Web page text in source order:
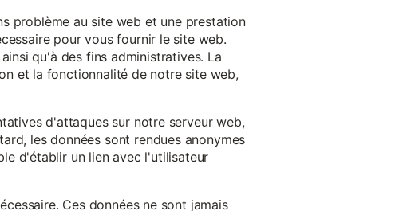
problème au site web et une prestation
pour vous fournir le site web.
qu'à des fins administratives. La
et la fonctionnalité de notre site web,
d'attaques sur notre serveur web,
les données sont rendues anonymes
d'établir un lien avec l'utilisateur
Ces données ne sont jamais